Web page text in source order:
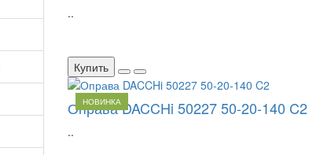
..
Купить
НОВИНКА
Оправа DACCHi 50227 50-20-140 C2
..